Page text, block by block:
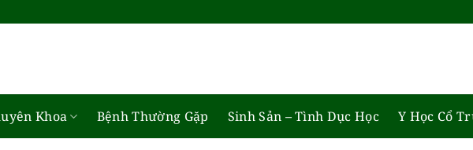
Khoa Bệnh Thường Gặp Sinh Sản – Tình Dục Học Y Học Cổ